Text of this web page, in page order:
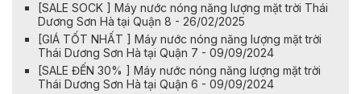
[SALE SOCK ] Máy nước nóng năng lượng mặt trời Thái
Dương Sơn Hà tại Quận 8 - 26/02/2025
[GIÁ TỐT NHẤT ] Máy nước nóng năng lượng mặt trời
Thái Dương Sơn Hà tại Quận 7 - 09/09/2024
[SALE ĐẾN 30% ] Máy nước nóng năng lượng mặt trời
Thái Dương Sơn Hà tại Quận 6 - 09/09/2024